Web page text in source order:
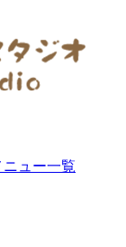
ュー一覧